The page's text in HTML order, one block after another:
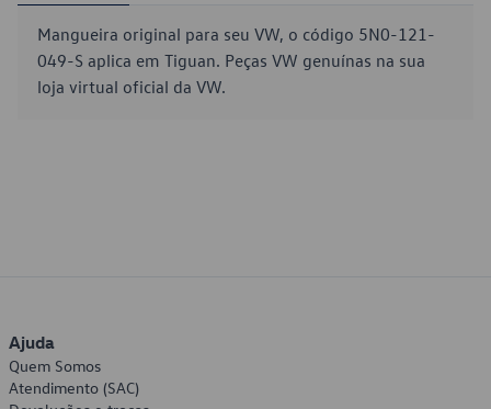
Mangueira original para seu VW, o código 5N0-121-
049-S aplica em Tiguan. Peças VW genuínas na sua
loja virtual oficial da VW.
Ajuda
Quem Somos
Atendimento (SAC)